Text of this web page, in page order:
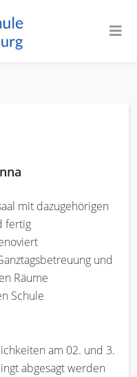
mit dazugehörigen
fertig
und
Räume
Schule
am 02. und 3.
abgesagt werden